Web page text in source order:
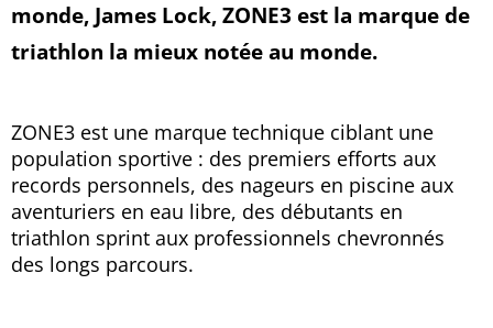
monde, James Lock, ZONE3 est la marque de
triathlon la mieux notée au monde.
ZONE3 est une marque technique ciblant une
population sportive : des premiers efforts aux
records personnels, des nageurs en piscine aux
aventuriers en eau libre, des débutants en
triathlon sprint aux professionnels chevronnés
des longs parcours.